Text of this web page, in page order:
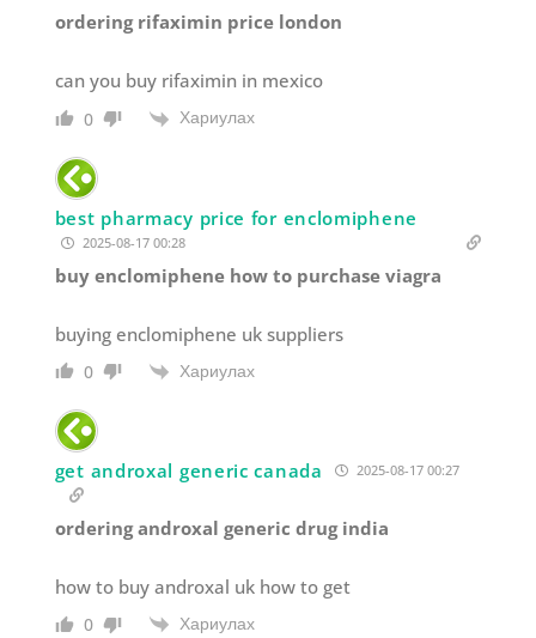
ordering rifaximin price london
can you buy rifaximin in mexico
0 Хариулах
best pharmacy price for enclomiphene
2025-08-17 00:28
buy enclomiphene how to purchase viagra
buying enclomiphene uk suppliers
0 Хариулах
get androxal generic canada 2025-08-17 00:27
ordering androxal generic drug india
how to buy androxal uk how to get
0 Хариулах